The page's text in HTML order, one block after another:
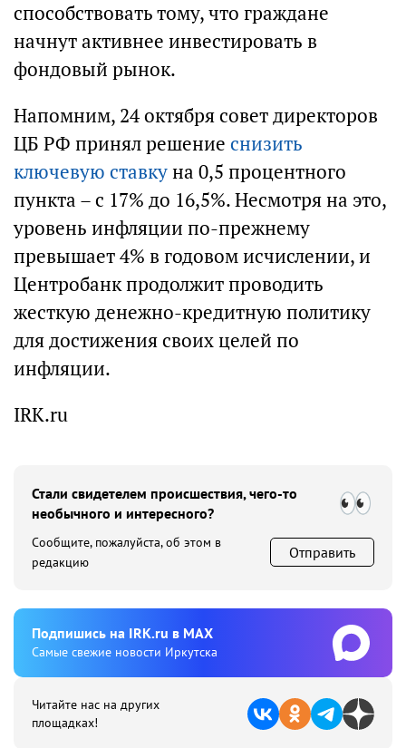
способствовать тому, что граждане
начнут активнее инвестировать в
фондовый рынок.
Напомним, 24 октября совет директоров
ЦБ РФ принял решение снизить
ключевую ставкуна 0,5 процентного
пункта – с 17% до 16,5%. Несмотря на это,
уровень инфляции по-прежнему
превышает 4% в годовом исчислении, и
Центробанк продолжит проводить
жесткую денежно-кредитную политику
для достижения своих целей по
инфляции.
IRK.ru
Стали свидетелем происшествия, чего-то
необычного и интересного?
Сообщите, пожалуйста, об этом в
редакцию
Отправить
Подпишиcь на IRK.ru в MAX
Cамые свежие новости Иркутска
Читайте нас на других
площадках!